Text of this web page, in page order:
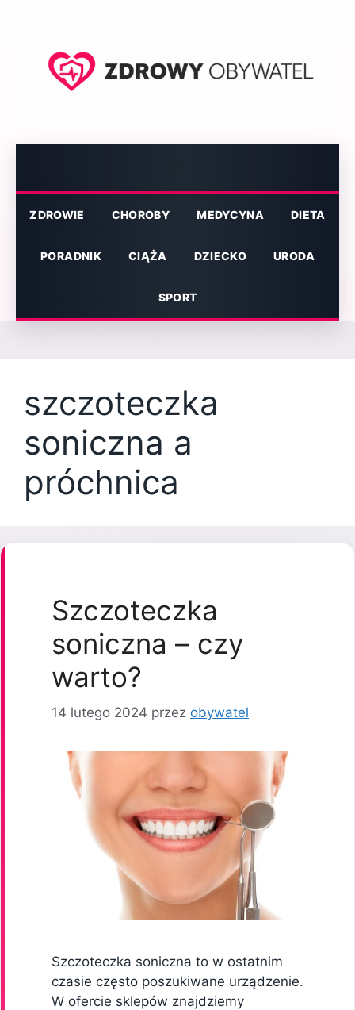
ZDROWIE CHOROBY MEDYCYNA DIETA
PORADNIK CIĄŻA DZIECKO URODA
SPORT
szczoteczka
soniczna a
próchnica
Szczoteczka
soniczna – czy
warto?
14 lutego 2024 przez obywatel
Szczoteczka soniczna to w ostatnim
czasie często poszukiwane urządzenie.
W ofercie sklepów znajdziemy